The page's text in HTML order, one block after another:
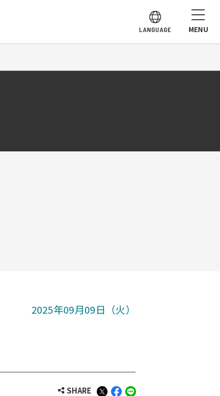
LANGUAGE MENU
2025年09月09日（火）
SHARE